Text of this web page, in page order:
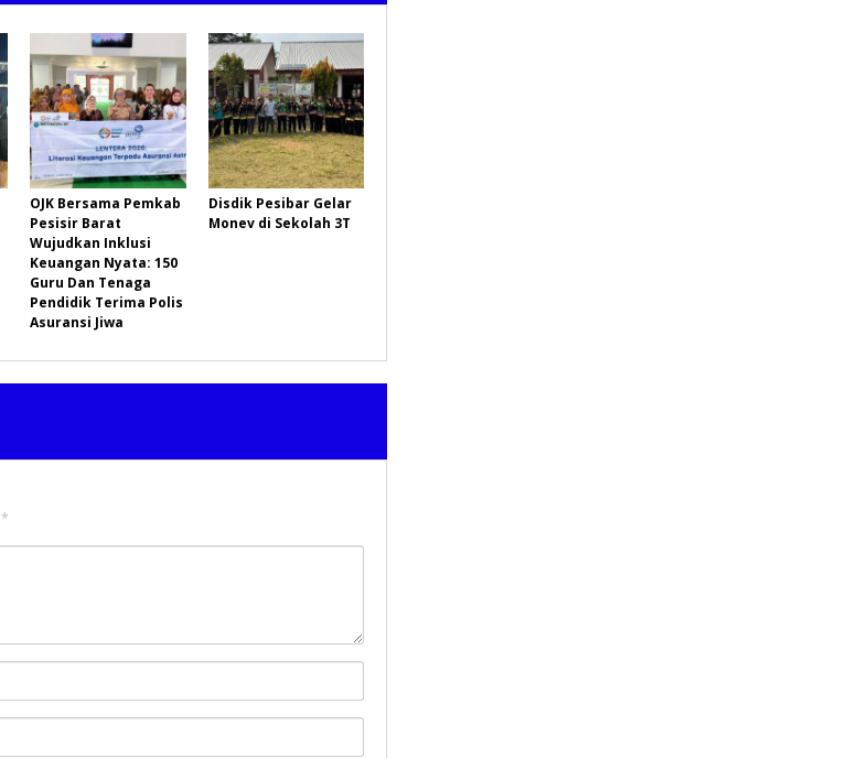
OJK Bersama Pemkab
Pesisir Barat
Wujudkan Inklusi
Keuangan Nyata: 150
Guru Dan Tenaga
Pendidik Terima Polis
Asuransi Jiwa
Disdik Pesibar Gelar
Monev di Sekolah 3T
*